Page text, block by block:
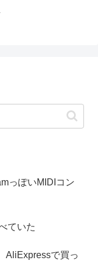
っぽいMIDIコン
ていた
AliExpressで買っ